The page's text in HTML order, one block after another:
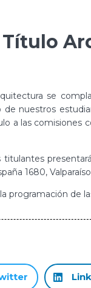
Título
se
de nuestros
a las
1680,
programación de